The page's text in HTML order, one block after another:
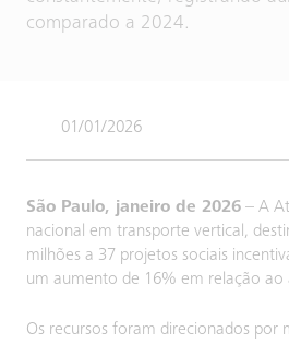
comparado a 2024.
01/01/2026
São Paulo, janeiro de 2026 – A
nacional em transporte vertical,
milhões a 37 projetos sociais
um aumento de 16% em relação ao
Os recursos foram direcionados por